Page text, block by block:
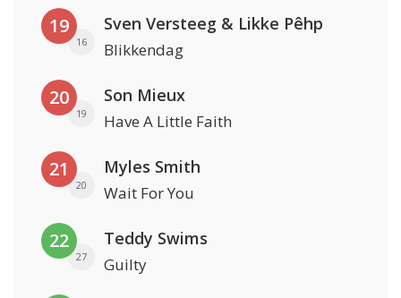
19
16
Sven Versteeg & Likke Pêhp
Blikkendag
20
19
Son Mieux
Have A Little Faith
21
20
Myles Smith
Wait For You
22
27
Teddy Swims
Guilty